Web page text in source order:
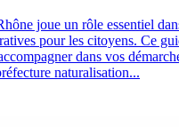
joue un rôle essentiel
pour les citoyens. Ce
dans vos
naturalisation...